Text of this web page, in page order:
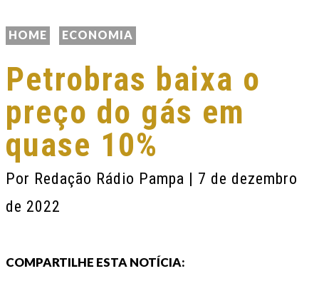
HOME ECONOMIA
Petrobras baixa o
preço do gás em
quase 10%
Por Redação Rádio Pampa | 7 de dezembro
de 2022
COMPARTILHE ESTA NOTÍCIA: